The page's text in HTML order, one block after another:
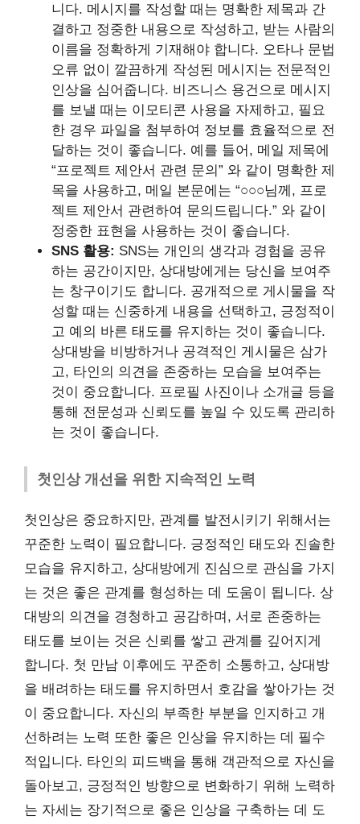
니다. 메시지를 작성할 때는 명확한 제목과 간
결하고 정중한 내용으로 작성하고, 받는 사람의
이름을 정확하게 기재해야 합니다. 오타나 문법
오류 없이 깔끔하게 작성된 메시지는 전문적인
인상을 심어줍니다. 비즈니스 용건으로 메시지
를 보낼 때는 이모티콘 사용을 자제하고, 필요
한 경우 파일을 첨부하여 정보를 효율적으로 전
달하는 것이 좋습니다. 예를 들어, 메일 제목에
“프로젝트 제안서 관련 문의” 와 같이 명확한 제
목을 사용하고, 메일 본문에는 “○○○님께, 프로
젝트 제안서 관련하여 문의드립니다.” 와 같이
정중한 표현을 사용하는 것이 좋습니다.
SNS 활용: SNS는 개인의 생각과 경험을 공유
하는 공간이지만, 상대방에게는 당신을 보여주
는 창구이기도 합니다. 공개적으로 게시물을 작
성할 때는 신중하게 내용을 선택하고, 긍정적이
고 예의 바른 태도를 유지하는 것이 좋습니다.
상대방을 비방하거나 공격적인 게시물은 삼가
고, 타인의 의견을 존중하는 모습을 보여주는
것이 중요합니다. 프로필 사진이나 소개글 등을
통해 전문성과 신뢰도를 높일 수 있도록 관리하
는 것이 좋습니다.
첫인상 개선을 위한 지속적인 노력
첫인상은 중요하지만, 관계를 발전시키기 위해서는
꾸준한 노력이 필요합니다. 긍정적인 태도와 진솔한
모습을 유지하고, 상대방에게 진심으로 관심을 가지
는 것은 좋은 관계를 형성하는 데 도움이 됩니다. 상
대방의 의견을 경청하고 공감하며, 서로 존중하는
태도를 보이는 것은 신뢰를 쌓고 관계를 깊어지게
합니다. 첫 만남 이후에도 꾸준히 소통하고, 상대방
을 배려하는 태도를 유지하면서 호감을 쌓아가는 것
이 중요합니다. 자신의 부족한 부분을 인지하고 개
선하려는 노력 또한 좋은 인상을 유지하는 데 필수
적입니다. 타인의 피드백을 통해 객관적으로 자신을
돌아보고, 긍정적인 방향으로 변화하기 위해 노력하
는 자세는 장기적으로 좋은 인상을 구축하는 데 도